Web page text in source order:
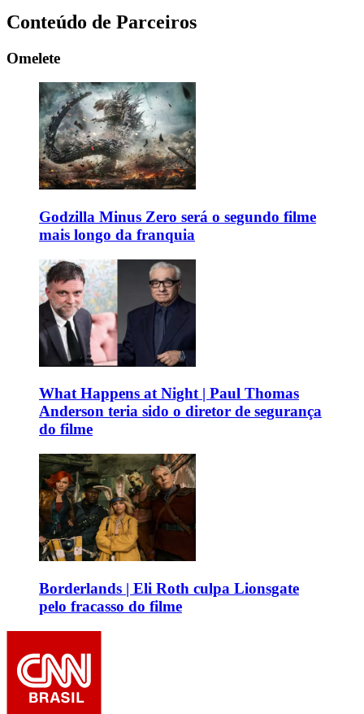
Conteúdo de Parceiros
Omelete
Godzilla Minus Zero será o segundo filme
mais longo da franquia
What Happens at Night | Paul Thomas
Anderson teria sido o diretor de segurança
do filme
Borderlands | Eli Roth culpa Lionsgate
pelo fracasso do filme